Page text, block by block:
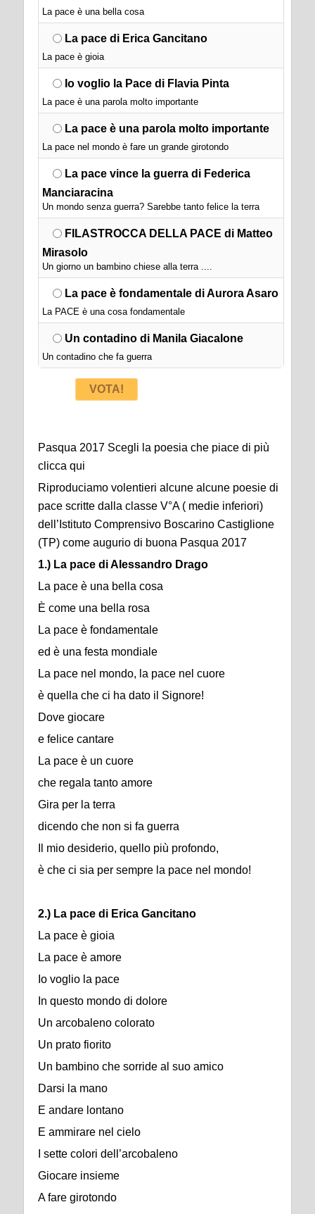
La pace è una bella cosa
La pace di Erica Gancitano
La pace è gioia
Io voglio la Pace di Flavia Pinta
La pace è una parola molto importante
La pace è una parola molto importante​
La pace nel mondo è fare un grande girotondo
La pace vince la guerra di Federica
Manciaracina
Un mondo senza guerra? Sarebbe tanto felice la terra
FILASTROCCA DELLA PACE di Matteo
Mirasolo
Un giorno un bambino chiese alla terra ....
La pace è fondamentale di Aurora Asaro
La PACE è una cosa fondamentale
Un contadino di Manila Giacalone
Un contadino che fa guerra
VOTA!
Pasqua 2017 Scegli la poesia che piace di più
clicca qui
Riproduciamo volentieri alcune alcune poesie di
pace scritte dalla classe V°A ( medie inferiori)
dell’Istituto Comprensivo Boscarino Castiglione
(TP) come augurio di buona Pasqua 2017
1.) La pace di Alessandro Drago
La pace è una bella cosa
È come una bella rosa
La pace è fondamentale
ed è una festa mondiale
La pace nel mondo, la pace nel cuore
è quella che ci ha dato il Signore!
Dove giocare
e felice cantare
La pace è un cuore
che regala tanto amore
Gira per la terra
dicendo che non si fa guerra
Il mio desiderio, quello più profondo,
è che ci sia per sempre la pace nel mondo!
2.) La pace di Erica Gancitano
La pace è gioia
La pace è amore
Io voglio la pace
In questo mondo di dolore
Un arcobaleno colorato
Un prato fiorito
Un bambino che sorride al suo amico
Darsi la mano
E andare lontano
E ammirare nel cielo
I sette colori dell’arcobaleno
Giocare insieme
A fare girotondo